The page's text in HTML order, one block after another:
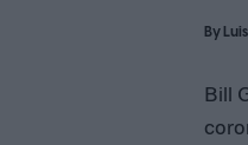
By
Bill